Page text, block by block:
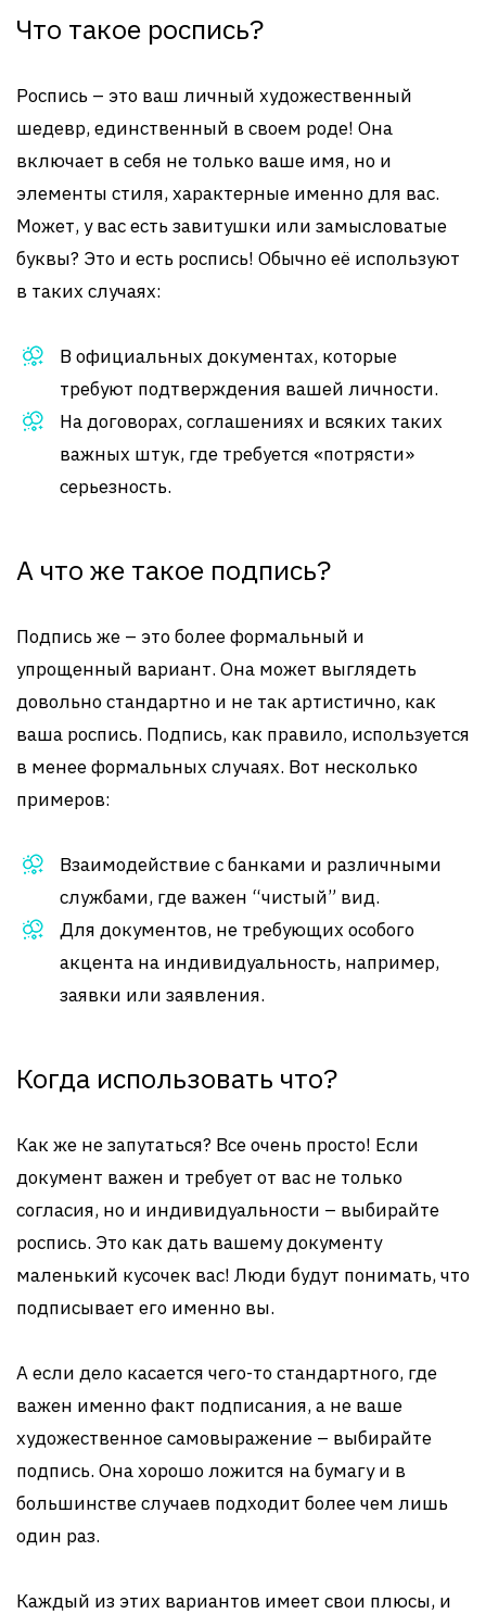
Что такое роспись?
Роспись – это ваш личный художественный
шедевр, единственный в своем роде! Она
включает в себя не только ваше имя, но и
элементы стиля, характерные именно для вас.
Может, у вас есть завитушки или замысловатые
буквы? Это и есть роспись! Обычно её используют
в таких случаях:
В официальных документах, которые
требуют подтверждения вашей личности.
На договорах, соглашениях и всяких таких
важных штук, где требуется «потрясти»
серьезность.
А что же такое подпись?
Подпись же – это более формальный и
упрощенный вариант. Она может выглядеть
довольно стандартно и не так артистично, как
ваша роспись. Подпись, как правило, используется
в менее формальных случаях. Вот несколько
примеров:
Взаимодействие с банками и различными
службами, где важен “чистый” вид.
Для документов, не требующих особого
акцента на индивидуальность, например,
заявки или заявления.
Когда использовать что?
Как же не запутаться? Все очень просто! Если
документ важен и требует от вас не только
согласия, но и индивидуальности – выбирайте
роспись. Это как дать вашему документу
маленький кусочек вас! Люди будут понимать, что
подписывает его именно вы.
А если дело касается чего-то стандартного, где
важен именно факт подписания, а не ваше
художественное самовыражение – выбирайте
подпись. Она хорошо ложится на бумагу и в
большинстве случаев подходит более чем лишь
один раз.
Каждый из этих вариантов имеет свои плюсы, и